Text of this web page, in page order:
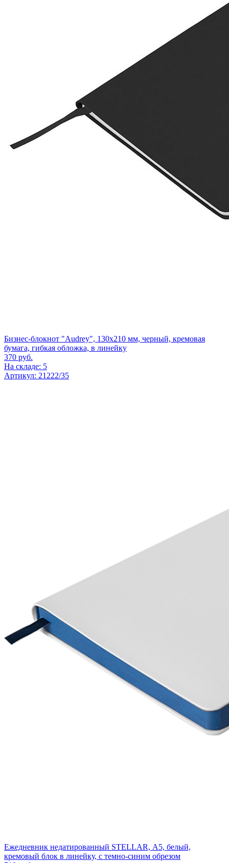
Бизнес-блокнот "Audrey", 130х210 мм, черный, кремовая
бумага, гибкая обложка, в линейку
370 руб.
На складе: 5
Артикул: 21222/35
Ежедневник недатированный STELLAR, А5, белый,
кремовый блок в линейку, с темно-синим обрезом